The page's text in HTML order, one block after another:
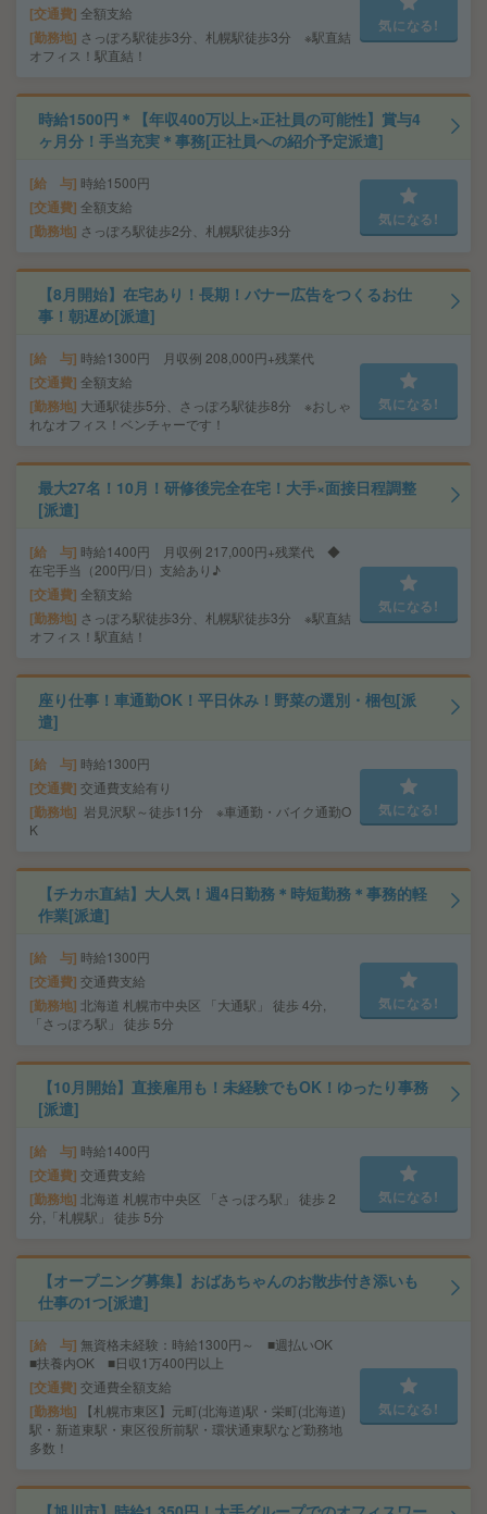
交通費 全額支給
勤務地 さっぽろ駅徒歩3分、札幌駅徒歩3分 ※駅直結
オフィス！駅直結！
気になる!
時給1500円＊【年収400万以上×正社員の可能性】賞与4
ヶ月分！手当充実＊事務[正社員への紹介予定派遣]
給 与 時給1500円
交通費 全額支給
勤務地 さっぽろ駅徒歩2分、札幌駅徒歩3分
気になる!
【8月開始】在宅あり！長期！バナー広告をつくるお仕
事！朝遅め[派遣]
給 与 時給1300円 月収例 208,000円+残業代
交通費 全額支給
勤務地 大通駅徒歩5分、さっぽろ駅徒歩8分 ※おしゃ
れなオフィス！ベンチャーです！
気になる!
最大27名！10月！研修後完全在宅！大手×面接日程調整
[派遣]
給 与 時給1400円 月収例 217,000円+残業代 ◆
在宅手当（200円/日）支給あり♪
交通費 全額支給
勤務地 さっぽろ駅徒歩3分、札幌駅徒歩3分 ※駅直結
オフィス！駅直結！
気になる!
座り仕事！車通勤OK！平日休み！野菜の選別・梱包[派
遣]
給 与 時給1300円
交通費 交通費支給有り
勤務地
岩見沢駅～徒歩11分 ※車通勤・バイク通勤O
K
気になる!
【チカホ直結】大人気！週4日勤務＊時短勤務＊事務的軽
作業[派遣]
給 与 時給1300円
交通費 交通費支給
勤務地 北海道 札幌市中央区 「大通駅」 徒歩 4分,
「さっぽろ駅」 徒歩 5分
気になる!
【10月開始】直接雇用も！未経験でもOK！ゆったり事務
[派遣]
給 与 時給1400円
交通費 交通費支給
勤務地 北海道 札幌市中央区 「さっぽろ駅」 徒歩 2
分,「札幌駅」 徒歩 5分
気になる!
【オープニング募集】おばあちゃんのお散歩付き添いも
仕事の1つ[派遣]
給 与 無資格未経験：時給1300円～ ■週払いOK
■扶養内OK ■日収1万400円以上
交通費 交通費全額支給
勤務地
【札幌市東区】元町(北海道)駅・栄町(北海道)
駅・新道東駅・東区役所前駅・環状通東駅など勤務地
多数！
気になる!